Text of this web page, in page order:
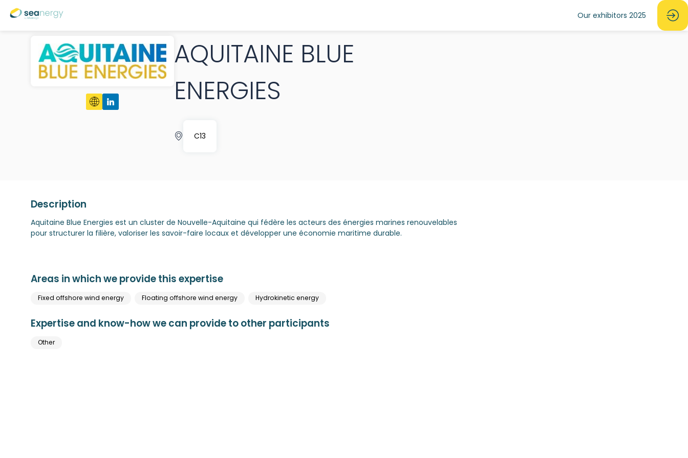
Our exhibitors 2025
AQUITAINE BLUE
ENERGIES
C13
Description
Aquitaine Blue Energies est un cluster de Nouvelle-Aquitaine qui fédère les acteurs des énergies marines renouvelables
pour structurer la filière, valoriser les savoir-faire locaux et développer une économie maritime durable.
Areas in which we provide this expertise
Fixed offshore wind energy Floating offshore wind energy Hydrokinetic energy
Expertise and know-how we can provide to other participants
Other